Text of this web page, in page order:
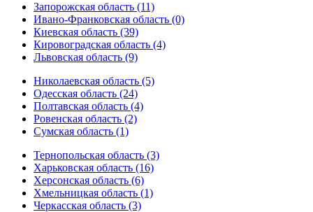
Запорожская область (11)
Ивано-Франковская область (0)
Киевская область (39)
Кировоградская область (4)
Львовская область (9)
Николаевская область (5)
Одесская область (24)
Полтавская область (4)
Ровенская область (2)
Сумская область (1)
Тернопольская область (3)
Харьковская область (16)
Херсонская область (6)
Хмельницкая область (1)
Черкасская область (3)